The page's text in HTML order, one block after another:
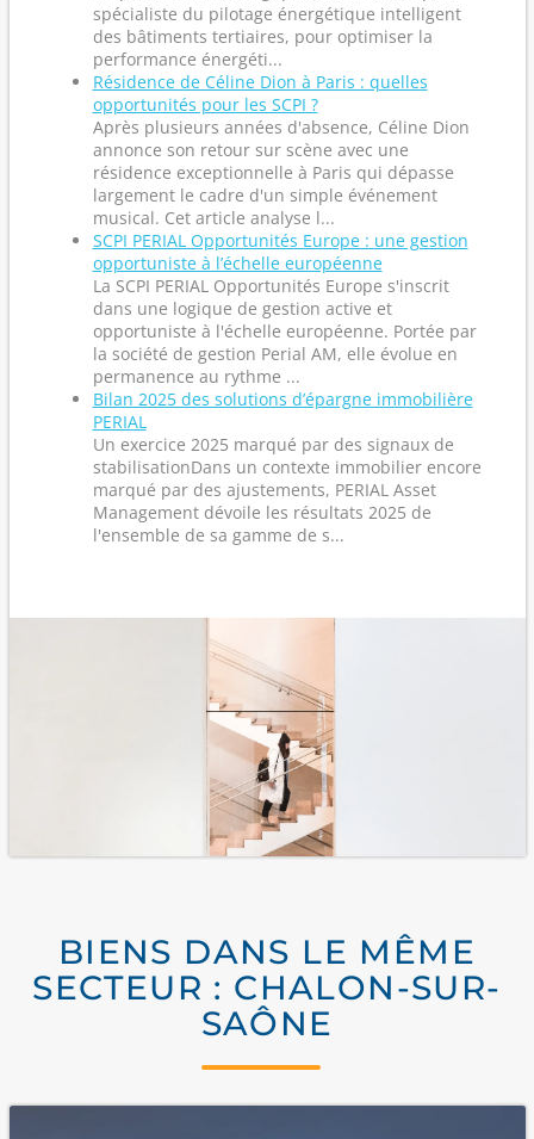
spécialiste du pilotage énergétique intelligent
des bâtiments tertiaires, pour optimiser la
performance énergéti...
Résidence de Céline Dion à Paris : quelles
opportunités pour les SCPI ?
Après plusieurs années d'absence, Céline Dion
annonce son retour sur scène avec une
résidence exceptionnelle à Paris qui dépasse
largement le cadre d'un simple événement
musical. Cet article analyse l...
SCPI PERIAL Opportunités Europe : une gestion
opportuniste à l’échelle européenne
La SCPI PERIAL Opportunités Europe s'inscrit
dans une logique de gestion active et
opportuniste à l'échelle européenne. Portée par
la société de gestion Perial AM, elle évolue en
permanence au rythme ...
Bilan 2025 des solutions d’épargne immobilière
PERIAL
Un exercice 2025 marqué par des signaux de
stabilisationDans un contexte immobilier encore
marqué par des ajustements, PERIAL Asset
Management dévoile les résultats 2025 de
l'ensemble de sa gamme de s...
BIENS DANS LE MÊME
SECTEUR : CHALON-SUR-
SAÔNE